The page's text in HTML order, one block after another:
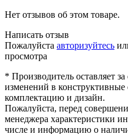
Нет отзывов об этом товаре.
Написать отзыв
Пожалуйста авторизуйтесь
просмотра
* Производитель оставляет
изменений в конструктивные
комплектацию и дизайн.
Пожалуйста, перед
менеджера характеристики
числе и информацию о